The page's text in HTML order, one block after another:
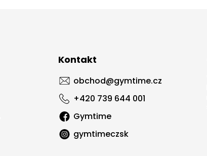
Kontakt
obchod@gymtime.cz
+420 739 644 001
Gymtime
gymtimeczsk